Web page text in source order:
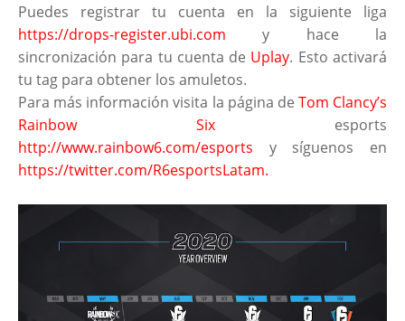
Puedes registrar tu cuenta en la siguiente liga
https://drops-register.ubi.com y hace la
sincronización para tu cuenta de Uplay. Esto activará
tu tag para obtener los amuletos.
Para más información visita la página de Tom Clancy’s
Rainbow Six esports
http://www.rainbow6.com/esports y síguenos en
https://twitter.com/R6esportsLatam.